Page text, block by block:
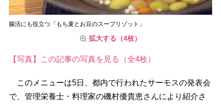
腸活にも役立つ「もち麦とお豆のスープリゾット」
拡大する（4枚）
【写真】この記事の写真を見る（全4枚）
このメニューは5日、都内で行われたサーモスの発表会
で、管理栄養士・料理家の磯村優貴恵さんにより紹介さ